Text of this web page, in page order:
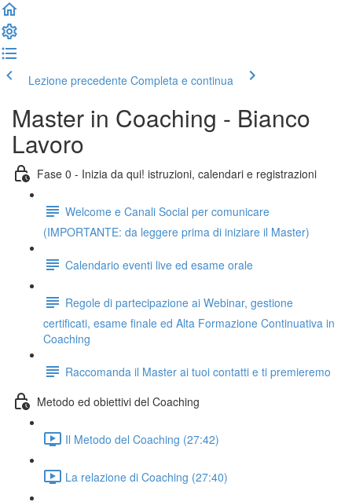
Lezione precedente Completa e continua
Master in Coaching - Bianco
Lavoro
Fase 0 - Inizia da qui! istruzioni, calendari e registrazioni
Welcome e Canali Social per comunicare
(IMPORTANTE: da leggere prima di iniziare il Master)
Calendario eventi live ed esame orale
Regole di partecipazione ai Webinar, gestione
certificati, esame finale ed Alta Formazione Continuativa in
Coaching
Raccomanda il Master ai tuoi contatti e ti premieremo
Metodo ed obiettivi del Coaching
Il Metodo del Coaching (27:42)
La relazione di Coaching (27:40)